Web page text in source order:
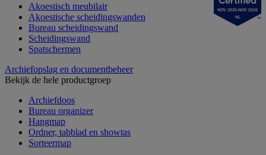
Akoestisch meubilair
Akoestische scheidingswanden
Bureau scheidingswand
Scheidingswand
Spatschermen
Archiefopslag en documentbeheer
Bekijk de hele productgroep
Archiefdoos
Bureau organizer
Hangmap
Ordner, tabblad en showtas
Sorteermap
NOV 2025-NOV 2026
NL